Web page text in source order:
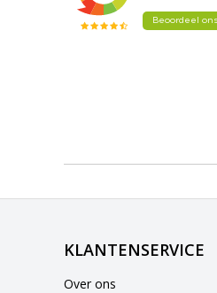
KLANTENSERVICE
Over ons